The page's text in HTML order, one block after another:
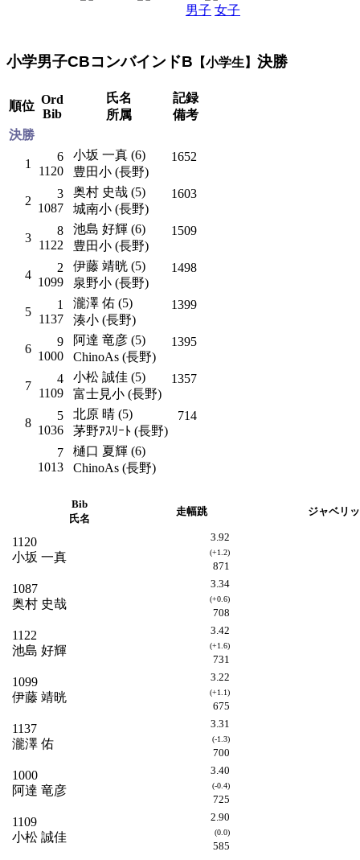
男子 女子
小学男子CBコンバインドB 【小学生】 決勝
順位 Ord
Bib
氏名
所属
記録
備考
決勝
1
6
1120
小坂 一真 (6)
豊田小 (長野)
1652
2
3
1087
奥村 史哉 (5)
城南小 (長野)
1603
3
8
1122
池島 好輝 (6)
豊田小 (長野)
1509
4
2
1099
伊藤 靖晄 (5)
泉野小 (長野)
1498
5
1
1137
瀧澤 佑 (5)
湊小 (長野)
1399
6
9
1000
阿達 竜彦 (5)
ChinoAs (長野)
1395
7
4
1109
小松 誠佳 (5)
富士見小 (長野)
1357
8
5
1036
北原 晴 (5)
茅野ｱｽﾘｰﾄ (長野)
714
7
1013
樋口 夏輝 (6)
ChinoAs (長野)
Bib
氏名
走幅跳 ジャベリ
1120
小坂 一真
3.92
(+1.2)
871
1087
奥村 史哉
3.34
(+0.6)
708
1122
池島 好輝
3.42
(+1.6)
731
1099
伊藤 靖晄
3.22
(+1.1)
675
1137
瀧澤 佑
3.31
(-1.3)
700
1000
阿達 竜彦
3.40
(-0.4)
725
1109
小松 誠佳
2.90
(0.0)
585